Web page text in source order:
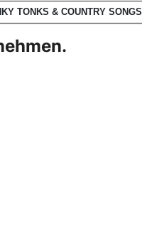
TONKS & COUNTRY SONGS